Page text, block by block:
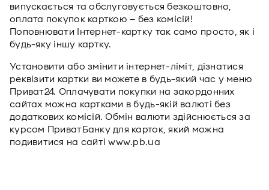
випускається та обслуговується безкоштовно,
оплата покупок карткою – без комісій!
Поповнювати Інтернет-картку так само просто, як і
будь-яку іншу картку.
Установити або змінити інтернет-ліміт, дізнатися
реквізити картки ви можете в будь-який час у меню
Приват24. Оплачувати покупки на закордонних
сайтах можна картками в будь-якій валюті без
додаткових комісій. Обмін валюти здійснюється за
курсом ПриватБанку для карток, який можна
подивитися на сайті www.pb.ua